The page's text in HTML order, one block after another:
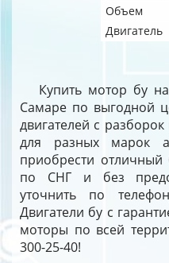
Объем
Двигатель
Купить мотор бу
Самаре по выгодной
двигателей с
для разных марок
приобрести отличный
по СНГ и без
уточнить по
Двигатели бу с
моторы по всей
300-25-40!